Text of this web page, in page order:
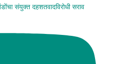
संयुक्त दहशतवादविरोधी सराव